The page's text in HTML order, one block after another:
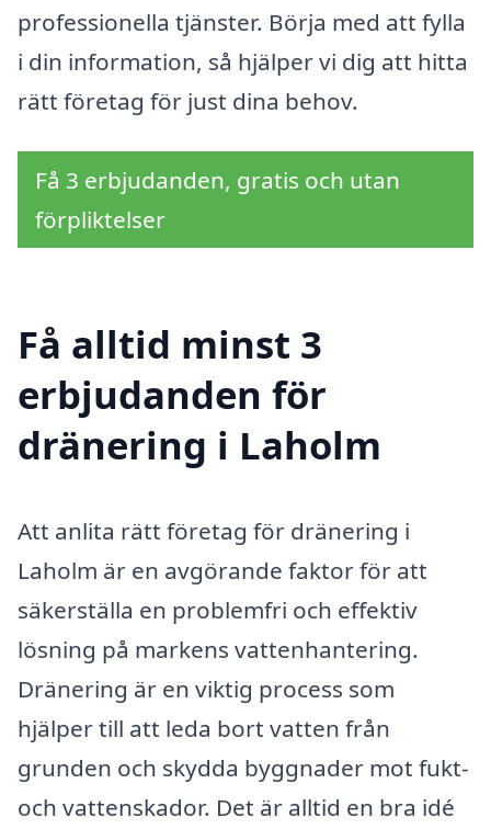
professionella tjänster. Börja med att fylla
i din information, så hjälper vi dig att hitta
rätt företag för just dina behov.
Få 3 erbjudanden, gratis och utan
förpliktelser
Få alltid minst 3
erbjudanden för
dränering i Laholm
Att anlita rätt företag för dränering i
Laholm är en avgörande faktor för att
säkerställa en problemfri och effektiv
lösning på markens vattenhantering.
Dränering är en viktig process som
hjälper till att leda bort vatten från
grunden och skydda byggnader mot fukt-
och vattenskador. Det är alltid en bra idé